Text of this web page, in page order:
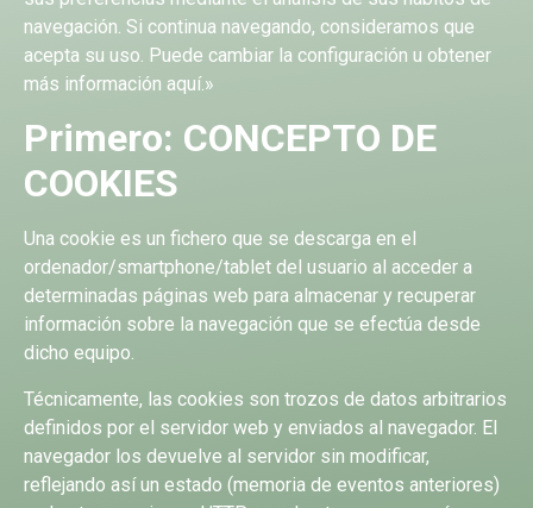
navegación. Si continua navegando, consideramos que
acepta su uso. Puede cambiar la configuración u obtener
más información aquí.»
Primero: CONCEPTO DE
COOKIES
Una cookie es un fichero que se descarga en el
ordenador/smartphone/tablet del usuario al acceder a
determinadas páginas web para almacenar y recuperar
información sobre la navegación que se efectúa desde
dicho equipo.
Técnicamente, las cookies son trozos de datos arbitrarios
definidos por el servidor web y enviados al navegador. El
navegador los devuelve al servidor sin modificar,
reflejando así un estado (memoria de eventos anteriores)